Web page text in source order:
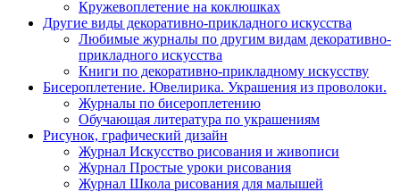
Кружевоплетение на коклюшках
Другие виды декоративно-прикладного искусства
Любимые журналы по другим видам декоративно-
прикладного искусства
Книги по декоративно-прикладному искусству
Бисероплетение. Ювелирика. Украшения из проволоки.
Журналы по бисероплетению
Обучающая литература по украшениям
Рисунок, графический дизайн
Журнал Искусство рисования и живописи
Журнал Простые уроки рисования
Журнал Школа рисования для малышей